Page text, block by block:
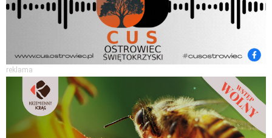
reklama